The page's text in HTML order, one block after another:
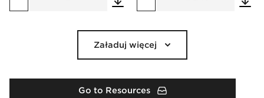
Załaduj więcej
Go to Resources